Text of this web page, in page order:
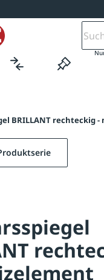
BRILLANT rechteckig